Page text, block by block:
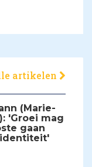
artikelen
(Marie-
'Groei mag
gaan